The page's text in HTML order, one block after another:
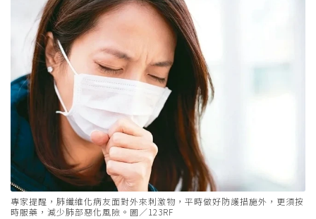
專家提醒，肺纖維化病友面對外來刺激物，平時做好防護措施外，更須按
時服藥，減少肺部惡化風險。圖／123RF